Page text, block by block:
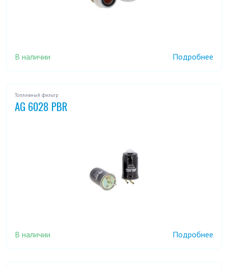
В наличии Подробнее
Топливный фильтр
AG 6028 PBR
В наличии Подробнее